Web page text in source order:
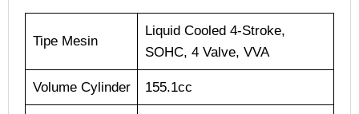
Tipe Mesin
Liquid Cooled 4-Stroke,
SOHC, 4 Valve, VVA
Volume Cylinder 155.1cc